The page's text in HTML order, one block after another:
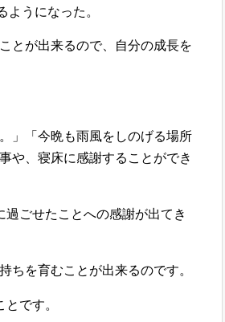
うになった。
とが出来るので、自分の成長を
」「今晩も雨風をしのげる場所
や、寝床に感謝することができ
過ごせたことへの感謝が出てき
ちを育むことが出来るのです。
とです。